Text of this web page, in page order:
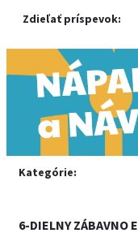
Zdieľať príspevok:
Kategórie:
6-DIELNY ZÁBAVNO